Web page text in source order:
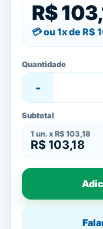
R$
ou 1x de R$
Quantidade
-
Subtotal
1 un. x R$ 103,18
R$ 103,18